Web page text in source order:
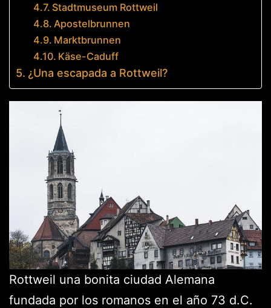
Stadtmuseum Rottweil
Apostelbrunnen
Marktbrunnen
Käse-Caduff
¿Una escapada a Rottweil?
Rottweil una bonita ciudad Alemana
fundada por los romanos en el año 73 d.C.